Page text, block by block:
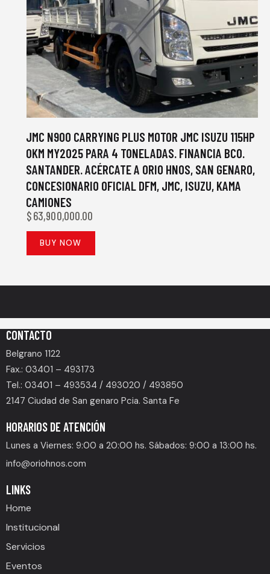
JMC N900 CARRYING PLUS MOTOR JMC ISUZU 115HP
0KM MY2025 PARA 4 TONELADAS. FINANCIA BCO.
SANTANDER. ACÉRCATE A ORIO HNOS, SAN GENARO,
CONCESIONARIO OFICIAL DFM, JMC, ISUZU, KAMA
CAMIONES
$63,900,000.00
BUY NOW
CONTACTO
Belgrano 1122
Fax.: 03401 – 493173
Tel.: 03401 – 493534 / 493020 / 493850
2147 Ciudad de San genaro Pcia. Santa Fe
HORARIOS DE ATENCIÓN
Lunes a Viernes: 9:00 a 20:00 hs. Sábados: 9:00 a 13:00 hs.
info@oriohnos.com
LINKS
Home
Institucional
Servicios
Eventos